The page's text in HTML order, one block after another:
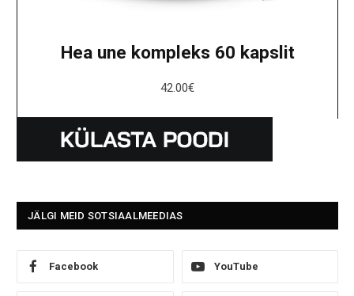
Hea une kompleks 60 kapslit
42.00€
JÄLGI MEID SOTSIAALMEEDIAS
Facebook YouTube